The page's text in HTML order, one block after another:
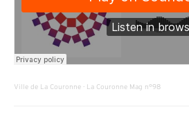
Ville de La Couronne · La Couronne Mag n°98